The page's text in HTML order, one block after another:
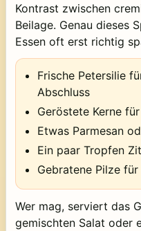
Kontrast zwischen
Beilage. Genau dieses
Essen oft erst richtig
Frische Petersilie
Abschluss
Geröstete Kerne
Etwas Parmesan
Ein paar Tropfen
Gebratene Pilze
Wer mag, serviert das
gemischten Salat oder